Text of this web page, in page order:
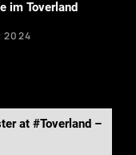
im Toverland
2024
at #Toverland –